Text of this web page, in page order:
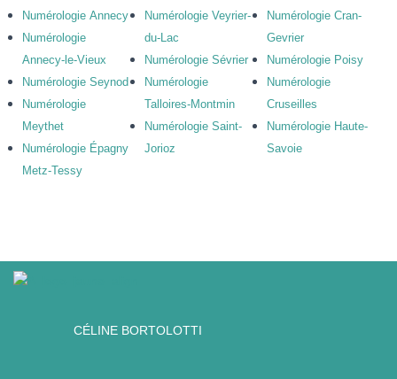
Numérologie Annecy
Numérologie
Annecy-le-Vieux
Numérologie Seynod
Numérologie
Meythet
Numérologie Épagny
Metz-Tessy
Numérologie Veyrier-
du-Lac
Numérologie Sévrier
Numérologie
Talloires-Montmin
Numérologie Saint-
Jorioz
Numérologie Cran-
Gevrier
Numérologie Poisy
Numérologie
Cruseilles
Numérologie Haute-
Savoie
CÉLINE BORTOLOTTI